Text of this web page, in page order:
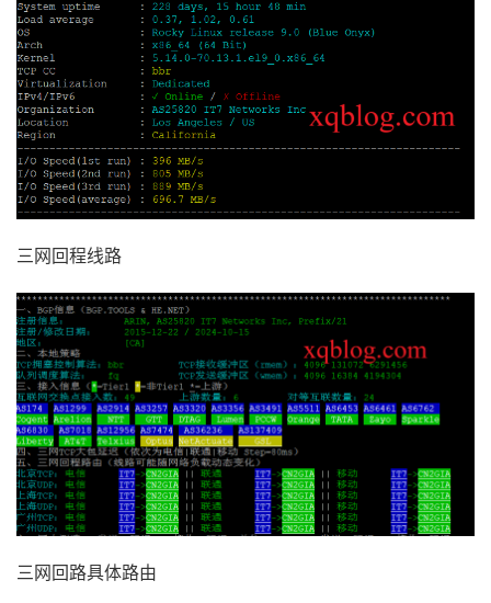
三网回程线路
三网回路具体路由